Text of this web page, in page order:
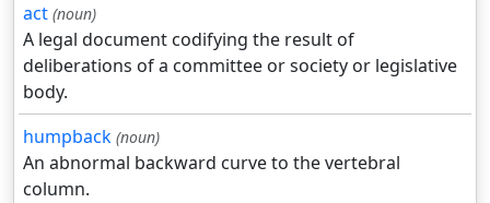
act (noun)
A legal document codifying the result of
deliberations of a committee or society or legislative
body.
humpback (noun)
An abnormal backward curve to the vertebral
column.